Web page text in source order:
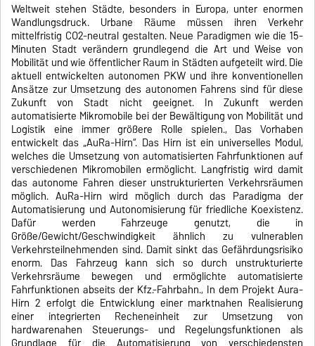
Weltweit stehen Städte, besonders in Europa, unter enormen
Wandlungsdruck. Urbane Räume müssen ihren Verkehr
mittelfristig CO2-neutral gestalten. Neue Paradigmen wie die 15-
Minuten Stadt verändern grundlegend die Art und Weise von
Mobilität und wie öffentlicher Raum in Städten aufgeteilt wird. Die
aktuell entwickelten autonomen PKW und ihre konventionellen
Ansätze zur Umsetzung des autonomen Fahrens sind für diese
Zukunft von Stadt nicht geeignet. In Zukunft werden
automatisierte Mikromobile bei der Bewältigung von Mobilität und
Logistik eine immer größere Rolle spielen., Das Vorhaben
entwickelt das „AuRa-Hirn“. Das Hirn ist ein universelles Modul,
welches die Umsetzung von automatisierten Fahrfunktionen auf
verschiedenen Mikromobilen ermöglicht. Langfristig wird damit
das autonome Fahren dieser unstrukturierten Verkehrsräumen
möglich. AuRa-Hirn wird möglich durch das Paradigma der
Automatisierung und Autonomisierung für friedliche Koexistenz.
Dafür werden Fahrzeuge genutzt, die in
Größe/Gewicht/Geschwindigkeit ähnlich zu vulnerablen
Verkehrsteilnehmenden sind. Damit sinkt das Gefährdungsrisiko
enorm. Das Fahrzeug kann sich so durch unstrukturierte
Verkehrsräume bewegen und ermöglichte automatisierte
Fahrfunktionen abseits der Kfz.-Fahrbahn., In dem Projekt Aura-
Hirn 2 erfolgt die Entwicklung einer marktnahen Realisierung
einer integrierten Recheneinheit zur Umsetzung von
hardwarenahen Steuerungs- und Regelungsfunktionen als